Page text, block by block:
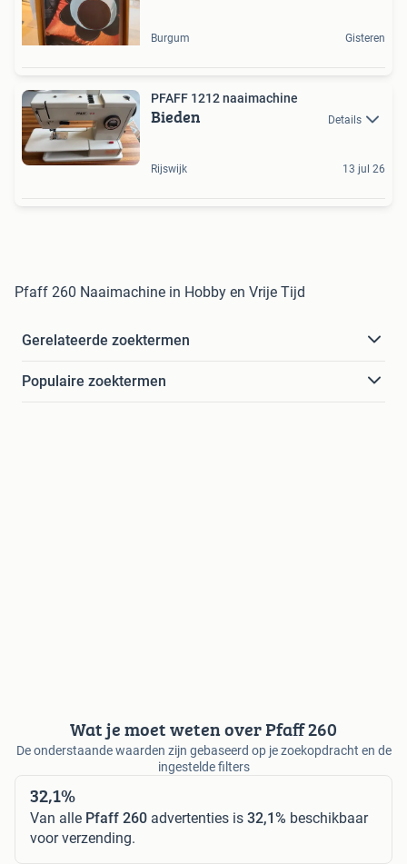
Burgum Gisteren
PFAFF 1212 naaimachine
Bieden Details
Rijswijk 13 jul 26
Pfaff 260 Naaimachine in Hobby en Vrije Tijd
Gerelateerde zoektermen
Populaire zoektermen
Wat je moet weten over Pfaff 260
De onderstaande waarden zijn gebaseerd op je zoekopdracht en de
ingestelde filters
32,1%
Van alle Pfaff 260 advertenties is 32,1% beschikbaar
voor verzending.